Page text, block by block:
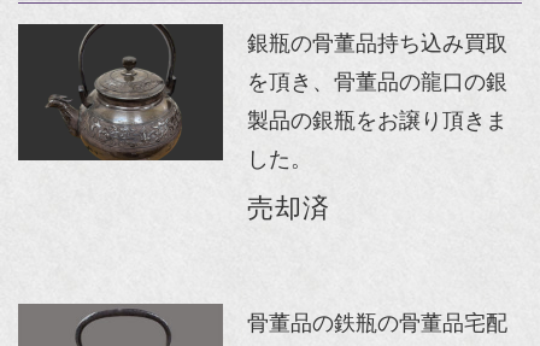
銀瓶の骨董品持ち込み買取
を頂き、骨董品の龍口の銀
製品の銀瓶をお譲り頂きま
した。
売却済
骨董品の鉄瓶の骨董品宅配